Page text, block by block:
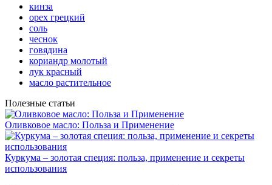
кинза
орех грецкий
соль
чеснок
говядина
кориандр молотый
лук красный
масло растительное
Полезные статьи
Оливковое масло: Польза и Применение
Куркума – золотая специя: польза, применение и секреты
использования